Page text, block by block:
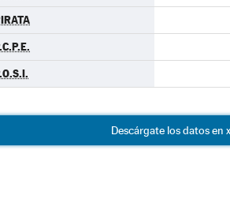
Descárgate los datos en